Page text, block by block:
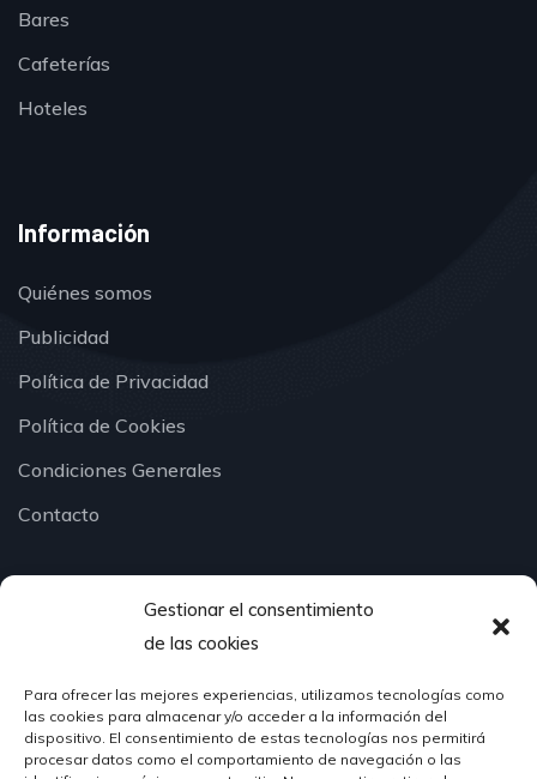
Gestionar el consentimiento
de las cookies
Para ofrecer las mejores experiencias, utilizamos tecnologías como
las cookies para almacenar y/o acceder a la información del
dispositivo. El consentimiento de estas tecnologías nos permitirá
procesar datos como el comportamiento de navegación o las
Bares
Cafeterías
Hoteles
Información
Quiénes somos
Publicidad
Política de Privacidad
Política de Cookies
Condiciones Generales
Contacto
¿Hablamos?
624 51 12 10
info@hosteleriasantander.com